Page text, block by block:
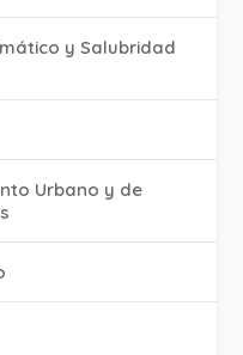
y Salubridad
Urbano y de